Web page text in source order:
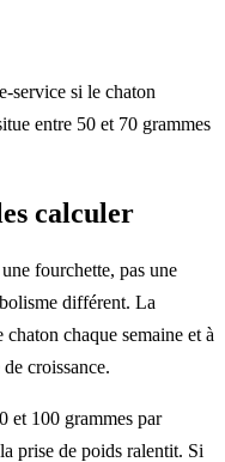
service si le chaton
entre 50 et 70 grammes
calculer
fourchette, pas une
différent. La
chaque semaine et à
croissance.
et 100 grammes par
prise de poids ralentit. Si